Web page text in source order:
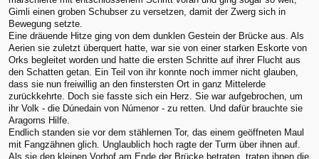
Gimli einen groben Schubser zu versetzen, damit der Zwerg sich in
Bewegung setzte.
Eine dräuende Hitze ging von dem dunklen Gestein der Brücke aus. Als
Aerien sie zuletzt überquert hatte, war sie von einer starken Eskorte von
Orks begleitet worden und hatte die ersten Schritte auf ihrer Flucht aus
den Schatten getan. Ein Teil von ihr konnte noch immer nicht glauben,
dass sie nun freiwillig an den finstersten Ort in ganz Mittelerde
zurückkehrte. Doch sie fasste sich ein Herz. Sie war aufgebrochen, um
ihr Volk - die Dúnedain von Númenor - zu retten. Und dafür brauchte sie
Aragorns Hilfe.
Endlich standen sie vor dem stählernen Tor, das einem geöffneten Maul
mit Fangzähnen glich. Unglaublich hoch ragte der Turm über ihnen auf.
Als sie den kleinen Vorhof am Ende der Brücke betraten, traten ihnen die